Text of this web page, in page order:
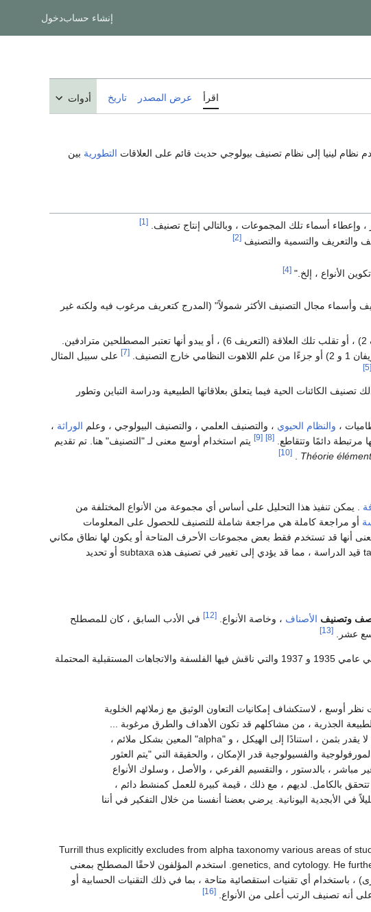
إنشاء حسابدخول
اقرأ عرض المصدر تاريخ أدوات
نظام لينيا إلى نظام تصنيف بيولوجي حديث قائم على العلاقات التطورية بين
وإعطاء أسماء تلك المجموعات ، وبالتالي إنتاج تصنيف. [1]
والتعريف والتسمية والتصنيف [2]
الأنواع ، إلخ." [4]
وأسماء مجال التصنيف الأكثر شمولاً" (المدرج كتعريف مرغوب فيه ولكنه غير
التعاريف المتنوعة إما تضع التصنيف كمجال فرعي في علم اللاهوت النظامي (التعريف 2) ، أو تقلب تلك العلاقة (التعريف 6) ، أو يبدو أنها تعتبر المصطلحين مترادفين.
[7]
على سبيل المثال
[5]
الكائنات الحية فيما يتعلق بعلاقاتها الطبيعية ودراسة التباين وتطور
، والنظام الحيوي ، والتصنيف العلمي ، والتصنيف البيولوجي ، وعلم الوراثة ،
مرتبطة دائمًا وتتقاطع.
[8]
[9]
يتم استخدام أوسع معنى لـ "التصنيف" هنا. تم تقديم
Théorie
[10]
. يمكن تنفيذ هذا التحليل على أساس أي مجموعة من الأنواع المختلفة من
أو مراجعة كاملة هي مراجعة شاملة للتصنيف للحصول على المعلومات
أنها قد تستخدم فقط بعض مجموعات الأحرف المتاحة أو يكون لها نطاق مكاني
محدود. ينتج عن المراجعة تشكُّل أو رؤى جديدة في العلاقات بين subtaxa داخل taxon قيد الدراسة ، مما قد يؤدي إلى تغيير في تصنيف هذه subtaxa أو تحديد
وتصنيف الأصناف ، وخاصة الأنواع. [12]
في الأدب السابق ، كان للمصطلح
عشر.
[13]
قدم ويليام بيرترام توريل مصطلح "تصنيف ألفا" في سلسلة من المقالات المنشورة في عامي 1935 و 1937 والتي ناقش فيها الفلسفة والاتجاهات المستقبلية المحتملة
أوسع ، لاستكشاف إمكانيات التعاون الوثيق مع زملائهم الخلوية
الجذرية ، من مشاكلهم قد تكون الأهداف والطرق مرغوبة ...
اقترح Turrill (1935) أنه في الوقت الذي يقبل فيه التصنيف الأقدم الذي لا يقدر بثمن ، استنادًا إلى الهيكل ، و "alpha" المعين بشكل ملائم ،
والفسيولوجية قدر الإمكان ، والحقيقة التي "يتم العثور
مباشر ، بالدستور ، والتقسيم الفرعي ، والأصل ، وسلوك الأنواع
بالكامل. لديهم ، مع ذلك ، قيمة كبيرة للعمل كمنشط دائم ،
في الأبجدية اليونانية. يرضي بعضنا أنفسنا من خلال التفكير في أننا
Turrill thus explicitly excludes from alpha taxonomy various areas of
genetics, and cytology. He further excludes phylogenetic reconstruction from alpha taxonomy (pp. 365–366). استخدم المؤلفون لاحقًا المصطلح بمعنى
، باستخدام أي تقنيات استقصائية متاحة ، بما في ذلك التقنيات الحسابية أو
أنه تصنيف الرتب أعلى من الأنواع. [16]